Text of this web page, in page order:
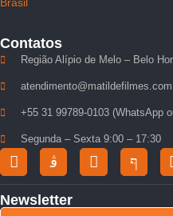
Contatos
Região Alípio de Melo – Belo
+55 31 99789-0103 (WhatsApp
Segunda – Sexta 9:00 – 17:30
Newsletter